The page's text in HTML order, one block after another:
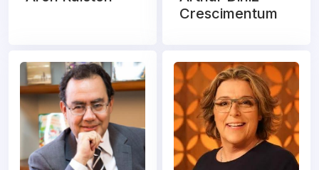
Crescimentum